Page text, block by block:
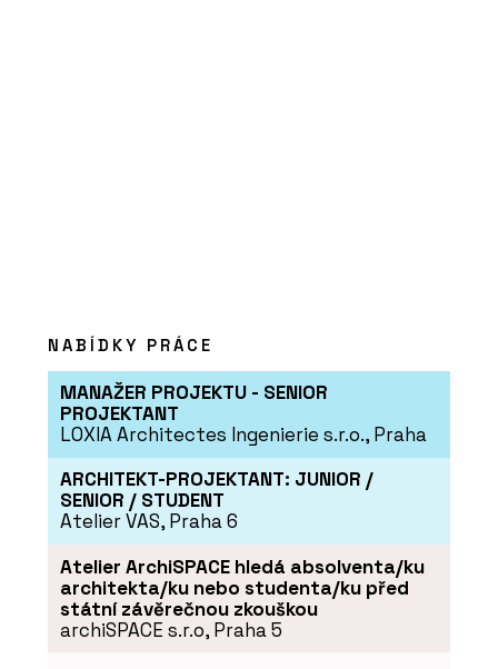
ČLÁNKY
„Stavíme na hraně možností. Parcely
jsou složitější a odborníků ubývá,“ říká
o zakládání staveb Radek Obst z
HINTONu
NABÍDKY PRÁCE
MANAŽER PROJEKTU - SENIOR
PROJEKTANT
LOXIA Architectes Ingenierie s.r.o., Praha
ARCHITEKT-PROJEKTANT: JUNIOR /
SENIOR / STUDENT
Atelier VAS, Praha 6
Atelier ArchiSPACE hledá absolventa/ku
architekta/ku nebo studenta/ku před
státní závěrečnou zkouškou
archiSPACE s.r.o, Praha 5